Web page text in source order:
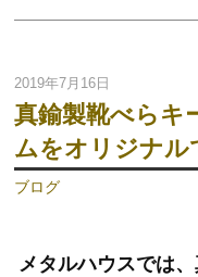
2019年7月16日
真鍮製靴べらキ
ムをオリジナル
ブログ
メタルハウスでは